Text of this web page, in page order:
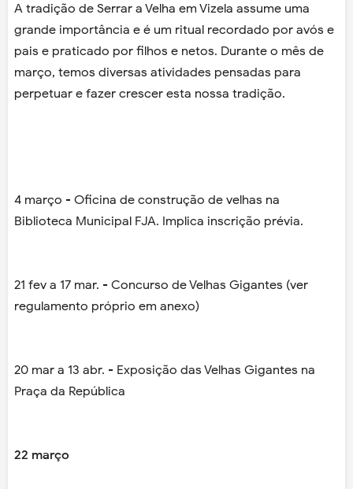
A tradição de Serrar a Velha em Vizela assume uma
grande importância e é um ritual recordado por avós e
pais e praticado por filhos e netos. Durante o mês de
março, temos diversas atividades pensadas para
perpetuar e fazer crescer esta nossa tradição.
4 março - Oficina de construção de velhas na
Biblioteca Municipal FJA. Implica inscrição prévia.
21 fev a 17 mar. - Concurso de Velhas Gigantes (ver
regulamento próprio em anexo)
20 mar a 13 abr. - Exposição das Velhas Gigantes na
Praça da República
22 março